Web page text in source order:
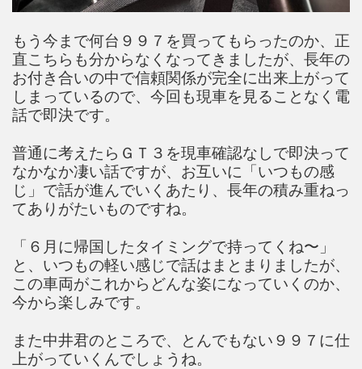
もう今まで何台９９７を買ってもらったのか、正
直こちらも分からなくなってきましたが、長年の
お付き合いの中で信頼関係が完全に出来上がって
しまっているので、今回も現車を見ることなく電
話で即決です。
普通に考えたらＧＴ３を現車確認なしで即決って
なかなか凄い話ですが、お互いに「いつもの感
じ」で話が進んでいくあたり、長年の積み重ねっ
てありがたいものですね。
「６月に帰国したタイミングで持ってくね〜」
と、いつもの軽い感じで話はまとまりましたが、
この車両がこれからどんな姿になっていくのか、
今から楽しみです。
また中井君のところで、とんでもない９９７に仕
上がっていくんでしょうね。